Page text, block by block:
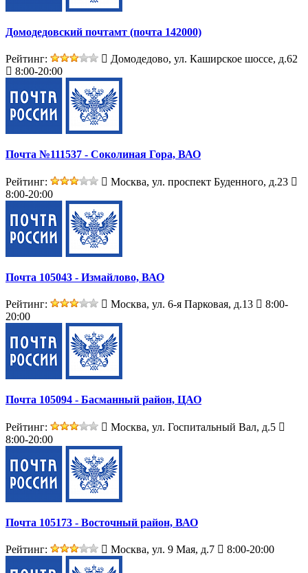
Домодедовский почтамт (почта 142000)
Рейтинг:
Домодедово, ул. Каширское шоссе, д.62
8:00-20:00
Почта №111537 - Соколиная Гора, ВАО
Рейтинг:
Москва, ул. проспект Буденного, д.23
8:00-20:00
Почта 105043 - Измайлово, ВАО
Рейтинг: Москва, ул. 6-я Парковая, д.13
8:00-
20:00
Почта 105094 - Басманный район, ЦАО
Рейтинг:
Москва, ул. Госпитальный Вал, д.5
8:00-20:00
Почта 105173 - Восточный район, ВАО
Рейтинг: Москва, ул. 9 Мая, д.7 8:00-20:00